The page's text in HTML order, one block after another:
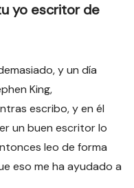
yo escritor de
y un día
King,
escribo, y en él
un buen escritor lo
leo de forma
eso me ha ayudado a